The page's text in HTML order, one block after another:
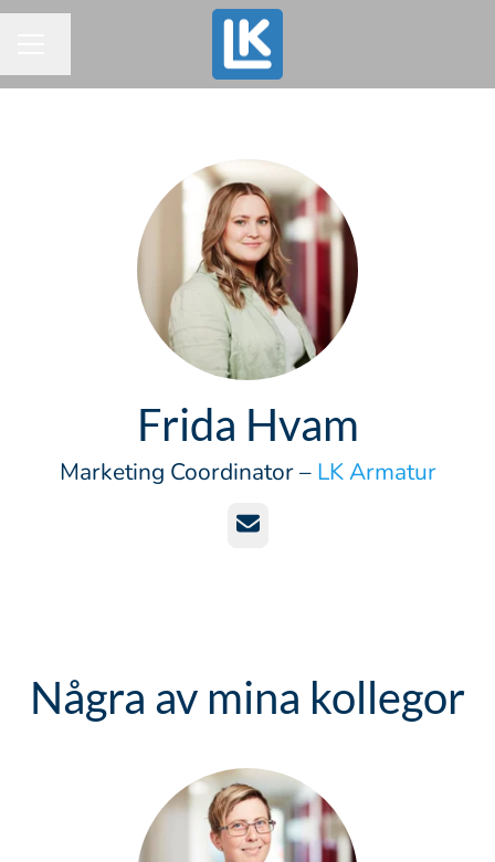
Frida Hvam
Marketing Coordinator – LK Armatur
E-post
Några av mina kollegor